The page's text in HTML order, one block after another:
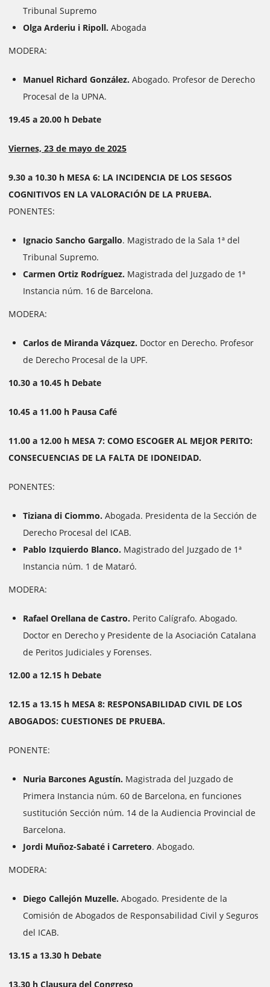
Tribunal Supremo
Olga Arderiu i Ripoll. Abogada
MODERA:
Manuel Richard González. Abogado. Profesor de Derecho
Procesal de la UPNA.
19.45 a 20.00 h Debate
Viernes, 23 de mayo de 2025
9.30 a 10.30 h MESA 6: LA INCIDENCIA DE LOS SESGOS
COGNITIVOS EN LA VALORACIÓN DE LA PRUEBA.
PONENTES:
Ignacio Sancho Gargallo. Magistrado de la Sala 1ª del
Tribunal Supremo.
Carmen Ortiz Rodríguez. Magistrada del Juzgado de 1ª
Instancia núm. 16 de Barcelona.
MODERA:
Carlos de Miranda Vázquez. Doctor en Derecho. Profesor
de Derecho Procesal de la UPF.
10.30 a 10.45 h Debate
10.45 a 11.00 h Pausa Café
11.00 a 12.00 h MESA 7: COMO ESCOGER AL MEJOR PERITO:
CONSECUENCIAS DE LA FALTA DE IDONEIDAD.
PONENTES:
Tiziana di Ciommo. Abogada. Presidenta de la Sección de
Derecho Procesal del ICAB.
Pablo Izquierdo Blanco. Magistrado del Juzgado de 1ª
Instancia núm. 1 de Mataró.
MODERA:
Rafael Orellana de Castro. Perito Calígrafo. Abogado.
Doctor en Derecho y Presidente de la Asociación Catalana
de Peritos Judiciales y Forenses.
12.00 a 12.15 h Debate
12.15 a 13.15 h MESA 8: RESPONSABILIDAD CIVIL DE LOS
ABOGADOS: CUESTIONES DE PRUEBA.
PONENTE:
Nuria Barcones Agustín. Magistrada del Juzgado de
Primera Instancia núm. 60 de Barcelona, en funciones
sustitución Sección núm. 14 de la Audiencia Provincial de
Barcelona.
Jordi Muñoz-Sabaté i Carretero. Abogado.
MODERA:
Diego Callejón Muzelle. Abogado. Presidente de la
Comisión de Abogados de Responsabilidad Civil y Seguros
del ICAB.
13.15 a 13.30 h Debate
13.30 h Clausura del Congreso